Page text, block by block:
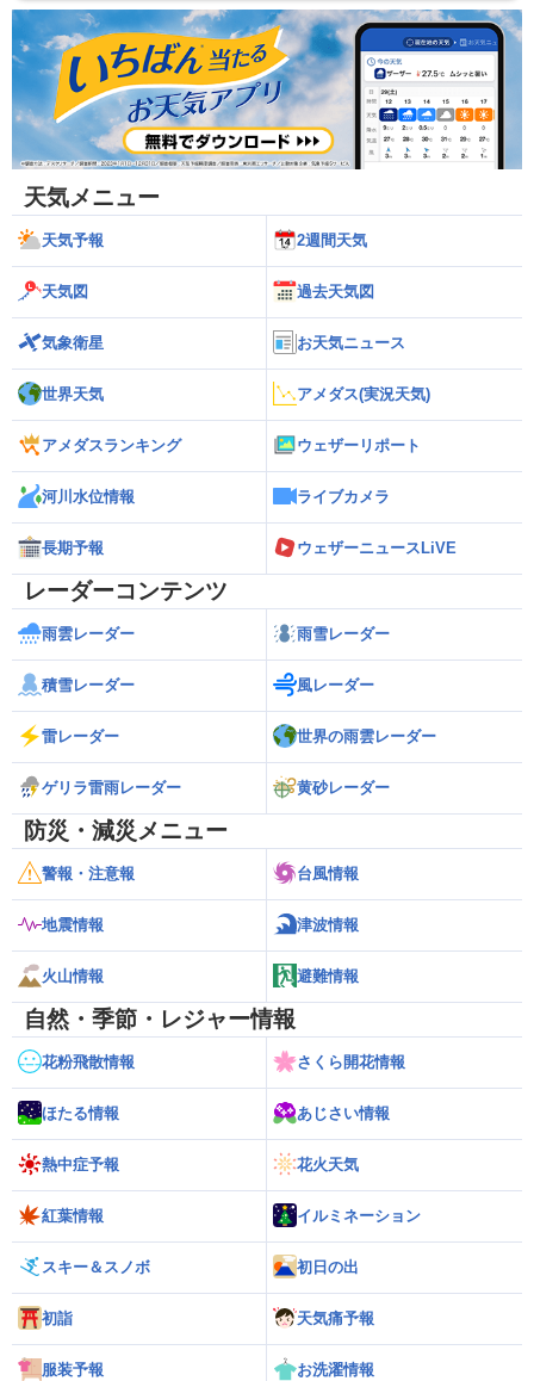
天気メニュー
天気予報 2週間天気
天気図 過去天気図
気象衛星 お天気ニュース
世界天気 アメダス(実況天気)
アメダスランキング ウェザーリポート
河川水位情報 ライブカメラ
長期予報 ウェザーニュースLiVE
レーダーコンテンツ
雨雲レーダー 雨雪レーダー
積雪レーダー 風レーダー
雷レーダー 世界の雨雲レーダー
ゲリラ雷雨レーダー 黄砂レーダー
防災・減災メニュー
警報・注意報 台風情報
地震情報 津波情報
火山情報 避難情報
自然・季節・レジャー情報
花粉飛散情報 さくら開花情報
ほたる情報 あじさい情報
熱中症予報 花火天気
紅葉情報 イルミネーション
スキー＆スノボ 初日の出
初詣 天気痛予報
服装予報 お洗濯情報